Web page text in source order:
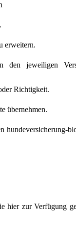
erweitern.
jeweiligen
Richtigkeit.
übernehmen.
hundeversicherung-
hier zur Verfügung